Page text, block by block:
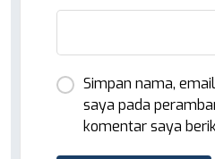
Simpan nama,
saya pada
komentar saya